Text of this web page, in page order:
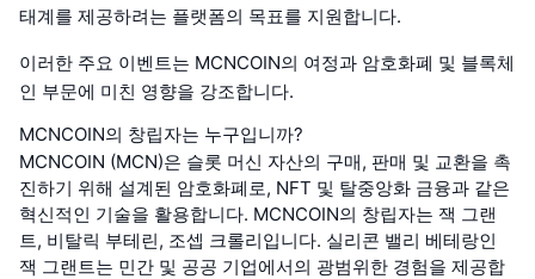
태계를 제공하려는 플랫폼의 목표를 지원합니다.
이러한 주요 이벤트는 MCNCOIN의 여정과 암호화폐 및 블록체
인 부문에 미친 영향을 강조합니다.
MCNCOIN의 창립자는 누구입니까?
MCNCOIN (MCN)은 슬롯 머신 자산의 구매, 판매 및 교환을 촉
진하기 위해 설계된 암호화폐로, NFT 및 탈중앙화 금융과 같은
혁신적인 기술을 활용합니다. MCNCOIN의 창립자는 잭 그랜
트, 비탈릭 부테린, 조셉 크롤리입니다. 실리콘 밸리 베테랑인
잭 그랜트는 민간 및 공공 기업에서의 광범위한 경험을 제공합